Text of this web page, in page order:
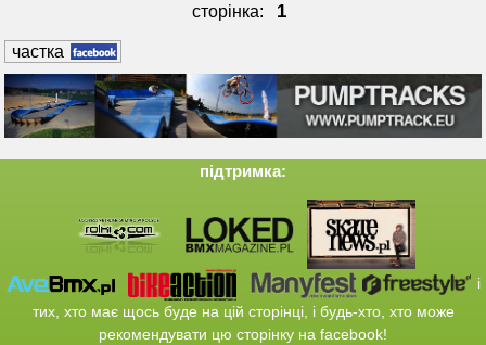
сторінка: 1
частка
підтримка:
і
тих, хто має щось буде на цій сторінці, і будь-хто, хто може
рекомендувати цю сторінку на facebook!